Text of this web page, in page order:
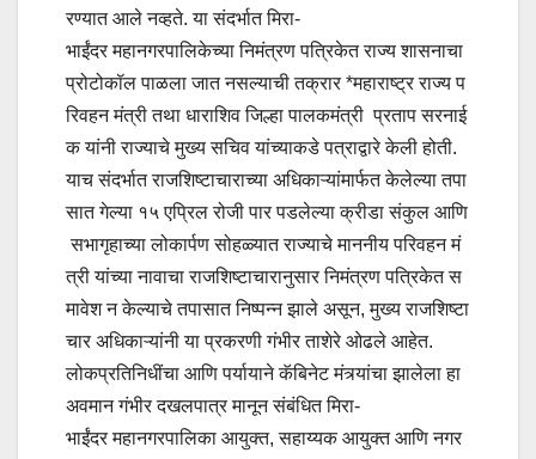
रण्यात आले नव्हते. या संदर्भात मिरा-
भाईंदर महानगरपालिकेच्या निमंत्रण पत्रिकेत राज्य शासनाचा
प्रोटोकॉल पाळला जात नसल्याची तक्रार *महाराष्ट्र राज्य प
रिवहन मंत्री तथा धाराशिव जिल्हा पालकमंत्री प्रताप सरनाई
क यांनी राज्याचे मुख्य सचिव यांच्याकडे पत्राद्वारे केली होती.
याच संदर्भात राजशिष्टाचाराच्या अधिकाऱ्यांमार्फत केलेल्या तपा
सात गेल्या १५ एप्रिल रोजी पार पडलेल्या क्रीडा संकुल आणि
सभागृहाच्या लोकार्पण सोहळ्यात राज्याचे माननीय परिवहन मं
त्री यांच्या नावाचा राजशिष्टाचारानुसार निमंत्रण पत्रिकेत स
मावेश न केल्याचे तपासात निष्पन्न झाले असून, मुख्य राजशिष्टा
चार अधिकाऱ्यांनी या प्रकरणी गंभीर ताशेरे ओढले आहेत.
लोकप्रतिनिधींचा आणि पर्यायाने कॅबिनेट मंत्र्यांचा झालेला हा
अवमान गंभीर दखलपात्र मानून संबंधित मिरा-
भाईंदर महानगरपालिका आयुक्त, सहाय्यक आयुक्त आणि नगर